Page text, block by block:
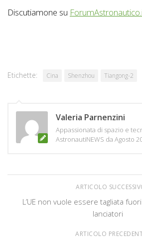
Discutiamone su
Etichette: Cina Shenzhou Tiangong-2
Valeria Parnenzini
Appassionata di spazio e
AstronautiNEWS da Agosto
ARTICOLO
L’UE non vuole essere tagliata
lanciatori
ARTICOLO